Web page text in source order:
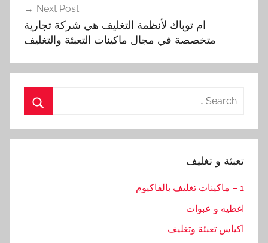
Next Post
ام توباك لأنظمة التغليف هي شركة تجارية
متخصصة في مجال ماكينات التعبئة والتغليف
Search
تعبئة و تغليف
1 – ماكينات تغليف بالفاكيوم
اغطيه و عبوات
اكياس تعبئة وتغليف